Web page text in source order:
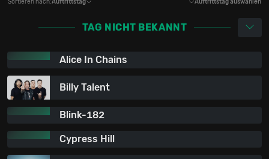
Sortieren nach:Auftrittstag Auftrittstag auswählen
TAG NICHT BEKANNT
Alice In Chains
Billy Talent
Blink-182
Cypress Hill